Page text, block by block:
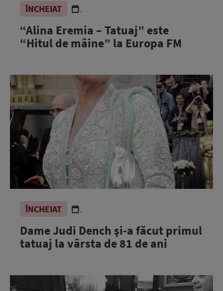
ÎNCHEIAT .
“Alina Eremia – Tatuaj” este
“Hitul de mâine” la Europa FM
ÎNCHEIAT .
Dame Judi Dench şi-a făcut primul
tatuaj la vârsta de 81 de ani